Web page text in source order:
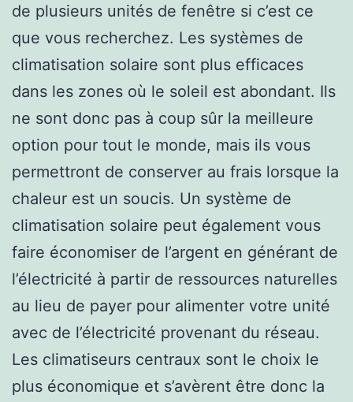
de plusieurs unités de fenêtre si c’est ce
que vous recherchez. Les systèmes de
climatisation solaire sont plus efficaces
dans les zones où le soleil est abondant. Ils
ne sont donc pas à coup sûr la meilleure
option pour tout le monde, mais ils vous
permettront de conserver au frais lorsque la
chaleur est un soucis. Un système de
climatisation solaire peut également vous
faire économiser de l’argent en générant de
l’électricité à partir de ressources naturelles
au lieu de payer pour alimenter votre unité
avec de l’électricité provenant du réseau.
Les climatiseurs centraux sont le choix le
plus économique et s’avèrent être donc la